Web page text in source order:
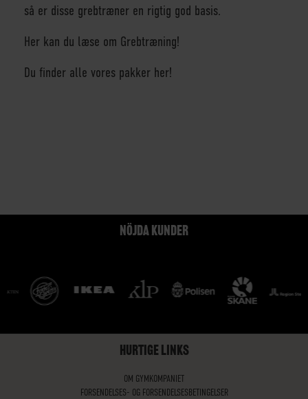
så er disse grebtræner en rigtig god basis.
Her kan du læse om Grebtræning!
Du finder alle vores pakker her!
NÖJDA KUNDER
HURTIGE LINKS
OM GYMKOMPANIET
FORSENDELSES- OG FORSENDELSESBETINGELSER